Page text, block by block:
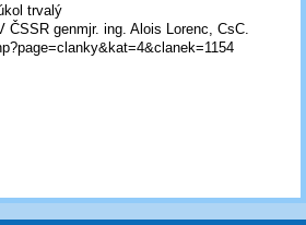
trvalý
genmjr. ing. Alois Lorenc, CsC.